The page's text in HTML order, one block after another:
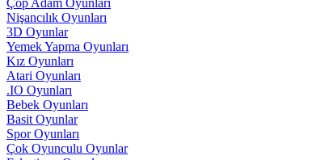
Çöp Adam Oyunları
Nişancılık Oyunları
3D Oyunlar
Yemek Yapma Oyunları
Kız Oyunları
Atari Oyunları
.IO Oyunları
Bebek Oyunları
Basit Oyunlar
Spor Oyunları
Çok Oyunculu Oyunlar